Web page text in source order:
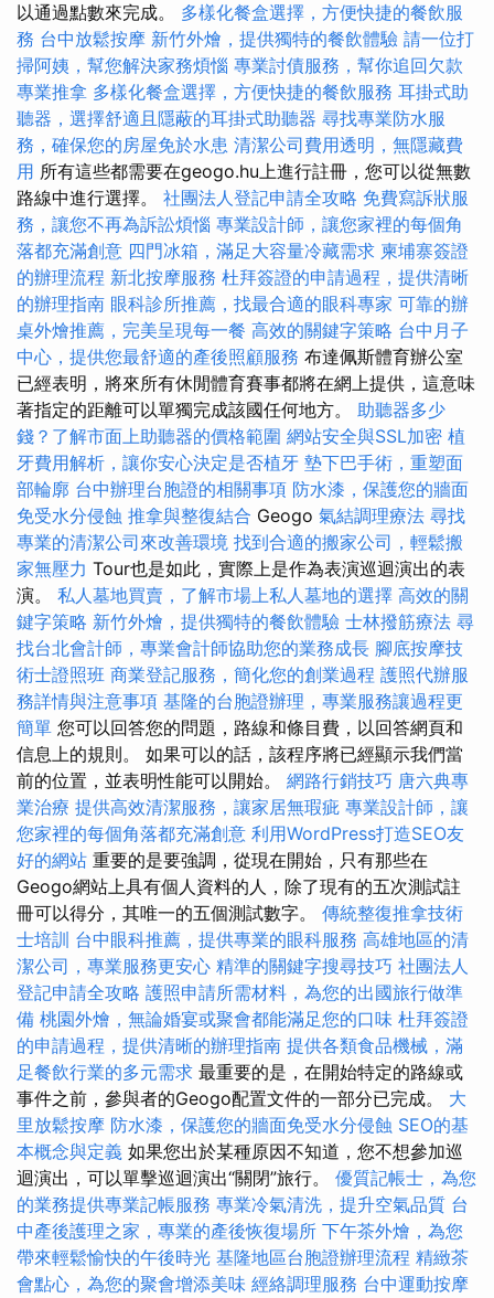
以通過點數來完成。 多樣化餐盒選擇，方便快捷的餐飲服
務 台中放鬆按摩 新竹外燴，提供獨特的餐飲體驗 請一位打
掃阿姨，幫您解決家務煩惱 專業討債服務，幫你追回欠款
專業推拿 多樣化餐盒選擇，方便快捷的餐飲服務 耳掛式助
聽器，選擇舒適且隱蔽的耳掛式助聽器 尋找專業防水服
務，確保您的房屋免於水患 清潔公司費用透明，無隱藏費
用 所有這些都需要在geogo.hu上進行註冊，您可以從無數
路線中進行選擇。 社團法人登記申請全攻略 免費寫訴狀服
務，讓您不再為訴訟煩惱 專業設計師，讓您家裡的每個角
落都充滿創意 四門冰箱，滿足大容量冷藏需求 柬埔寨簽證
的辦理流程 新北按摩服務 杜拜簽證的申請過程，提供清晰
的辦理指南 眼科診所推薦，找最合適的眼科專家 可靠的辦
桌外燴推薦，完美呈現每一餐 高效的關鍵字策略 台中月子
中心，提供您最舒適的產後照顧服務 布達佩斯體育辦公室
已經表明，將來所有休閒體育賽事都將在網上提供，這意味
著指定的距離可以單獨完成該國任何地方。 助聽器多少
錢？了解市面上助聽器的價格範圍 網站安全與SSL加密 植
牙費用解析，讓你安心決定是否植牙 墊下巴手術，重塑面
部輪廓 台中辦理台胞證的相關事項 防水漆，保護您的牆面
免受水分侵蝕 推拿與整復結合 Geogo 氣結調理療法 尋找
專業的清潔公司來改善環境 找到合適的搬家公司，輕鬆搬
家無壓力 Tour也是如此，實際上是作為表演巡迴演出的表
演。 私人墓地買賣，了解市場上私人墓地的選擇 高效的關
鍵字策略 新竹外燴，提供獨特的餐飲體驗 士林撥筋療法 尋
找台北會計師，專業會計師協助您的業務成長 腳底按摩技
術士證照班 商業登記服務，簡化您的創業過程 護照代辦服
務詳情與注意事項 基隆的台胞證辦理，專業服務讓過程更
簡單 您可以回答您的問題，路線和條目費，以回答網頁和
信息上的規則。 如果可以的話，該程序將已經顯示我們當
前的位置，並表明性能可以開始。 網路行銷技巧 唐六典專
業治療 提供高效清潔服務，讓家居無瑕疵 專業設計師，讓
您家裡的每個角落都充滿創意 利用WordPress打造SEO友
好的網站 重要的是要強調，從現在開始，只有那些在
Geogo網站上具有個人資料的人，除了現有的五次測試註
冊可以得分，其唯一的五個測試數字。 傳統整復推拿技術
士培訓 台中眼科推薦，提供專業的眼科服務 高雄地區的清
潔公司，專業服務更安心 精準的關鍵字搜尋技巧 社團法人
登記申請全攻略 護照申請所需材料，為您的出國旅行做準
備 桃園外燴，無論婚宴或聚會都能滿足您的口味 杜拜簽證
的申請過程，提供清晰的辦理指南 提供各類食品機械，滿
足餐飲行業的多元需求 最重要的是，在開始特定的路線或
事件之前，參與者的Geogo配置文件的一部分已完成。 大
里放鬆按摩 防水漆，保護您的牆面免受水分侵蝕 SEO的基
本概念與定義 如果您出於某種原因不知道，您不想參加巡
迴演出，可以單擊巡迴演出“關閉”旅行。 優質記帳士，為您
的業務提供專業記帳服務 專業冷氣清洗，提升空氣品質 台
中產後護理之家，專業的產後恢復場所 下午茶外燴，為您
帶來輕鬆愉快的午後時光 基隆地區台胞證辦理流程 精緻茶
會點心，為您的聚會增添美味 經絡調理服務 台中運動按摩